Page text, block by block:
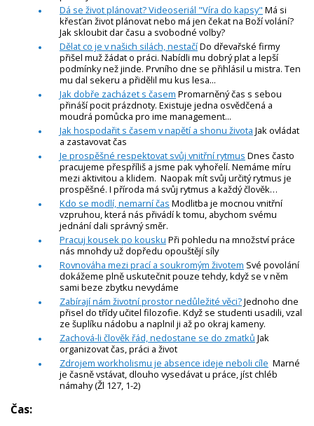
Dá se život plánovat? Videoseriál "Víra do kapsy" Má si
křesťan život plánovat nebo má jen čekat na Boží volání?
Jak skloubit dar času a svobodné volby?
Dělat co je v našich silách, nestačíDo dřevařské firmy
přišel muž žádat o práci. Nabídli mu dobrý plat a lepší
podmínky než jinde. Prvního dne se přihlásil u mistra. Ten
mu dal sekeru a přidělil mu kus lesa...
Jak dobře zacházet s časem Promarněný čas s sebou
přináší pocit prázdnoty. Existuje jedna osvědčená a
moudrá pomůcka pro ime management...
Jak hospodařit s časem v napětí a shonu života Jak ovládat
a zastavovat čas
Je prospěšné respektovat svůj vnitřní rytmus Dnes často
pracujeme přespříliš a jsme pak vyhořelí. Nemáme míru
mezi aktivitou a klidem. Naopak mít svůj určitý rytmus je
prospěšné. I příroda má svůj rytmus a každý člověk…
Kdo se modlí, nemarní čas Modlitba je mocnou vnitřní
vzpruhou, která nás přivádí k tomu, abychom svému
jednání dali správný směr.
Pracuj kousek po kousku Při pohledu na množství práce
nás mnohdy už dopředu opouštějí síly
Rovnováha mezi prací a soukromým životem Své povolání
dokážeme plně uskutečnit pouze tehdy, když se v něm
sami beze zbytku nevydáme
Zabírají nám životní prostor nedůležité věci?Jednoho dne
přisel do třídy učitel filozofie. Když se studenti usadili, vzal
ze šuplíku nádobu a naplnil ji až po okraj kameny.
Zachová-li člověk řád, nedostane se do zmatků Jak
organizovat čas, práci a život
Zdrojem workholismu je absence ideje neboli cíle Marné
je časně vstávat, dlouho vysedávat u práce, jíst chléb
námahy (Žl 127, 1-2)
Čas: